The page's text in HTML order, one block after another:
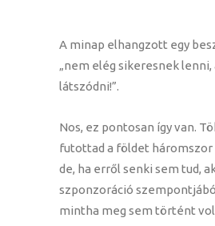
A minap elhangzott egy
„nem elég sikeresnek lenni,
látszódni!”.
Nos, ez pontosan így van.
futottad a földet háromszor
de, ha erről senki sem tud,
szponzoráció
mintha meg sem történt